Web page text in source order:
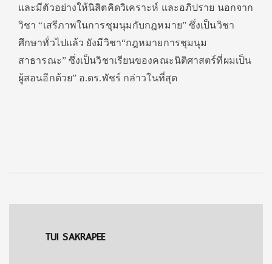
และมีตัวอย่างให้นิสิตคิดวิเคราะห์ และอภิปราย นอกจาก
วิชา “เสรีภาพในการชุมนุมกับกฎหมาย” ซึ่งเป็นวิชา
ศึกษาทั่วไปแล้ว ยังมีวิชา“กฎหมายการชุมนุม
สาธารณะ” ซึ่งเป็นวิชาเรียนของคณะนิติศาสตร์ที่ผมเป็น
ผู้สอนอีกด้วย” อ.ดร.พัชร์ กล่าวในที่สุด
TUI SAKRAPEE